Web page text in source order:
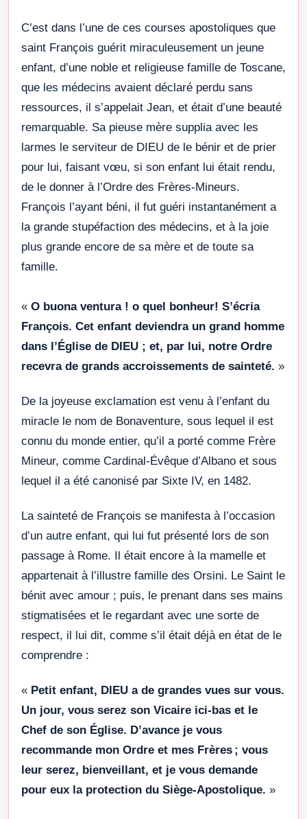
C’est dans l’une de ces courses apostoliques que
saint François guérit miraculeusement un jeune
enfant, d’une noble et religieuse famille de Toscane,
que les médecins avaient déclaré perdu sans
ressources, il s’appelait Jean, et était d’une beauté
remarquable. Sa pieuse mère supplia avec les
larmes le serviteur de DIEU de le bénir et de prier
pour lui, faisant vœu, si son enfant lui était rendu,
de le donner à l’Ordre des Frères-Mineurs.
François l’ayant béni, il fut guéri instantanément a
la grande stupéfaction des médecins, et à la joie
plus grande encore de sa mère et de toute sa
famille.
« O buona ventura ! o quel bonheur! S’écria
François. Cet enfant deviendra un grand homme
dans l’Église de DIEU ; et, par lui, notre Ordre
recevra de grands accroissements de sainteté. »
De la joyeuse exclamation est venu à l’enfant du
miracle le nom de Bonaventure, sous lequel il est
connu du monde entier, qu’il a porté comme Frère
Mineur, comme Cardinal-Évêque d’Albano et sous
lequel il a été canonisé par Sixte IV, en 1482.
La sainteté de François se manifesta à l’occasion
d’un autre enfant, qui lui fut présenté lors de son
passage à Rome. Il était encore à la mamelle et
appartenait à l’illustre famille des Orsini. Le Saint le
bénit avec amour ; puis, le prenant dans ses mains
stigmatisées et le regardant avec une sorte de
respect, il lui dit, comme s’il était déjà en état de le
comprendre :
« Petit enfant, DIEU a de grandes vues sur vous.
Un jour, vous serez son Vicaire ici-bas et le
Chef de son Église. D’avance je vous
recommande mon Ordre et mes Frères ; vous
leur serez, bienveillant, et je vous demande
pour eux la protection du Siège-Apostolique. »